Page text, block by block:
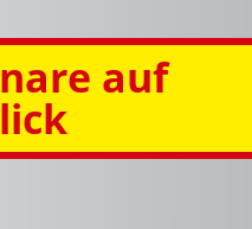
auf